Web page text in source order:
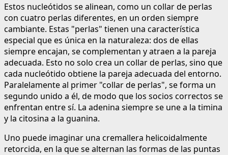
Estos nucleótidos se alinean, como un collar de perlas
con cuatro perlas diferentes, en un orden siempre
cambiante. Estas "perlas" tienen una característica
especial que es única en la naturaleza: dos de ellas
siempre encajan, se complementan y atraen a la pareja
adecuada. Esto no solo crea un collar de perlas, sino que
cada nucleótido obtiene la pareja adecuada del entorno.
Paralelamente al primer "collar de perlas", se forma un
segundo unido a él, de modo que los socios correctos se
enfrentan entre sí. La adenina siempre se une a la timina
y la citosina a la guanina.
Uno puede imaginar una cremallera helicoidalmente
retorcida, en la que se alternan las formas de las puntas